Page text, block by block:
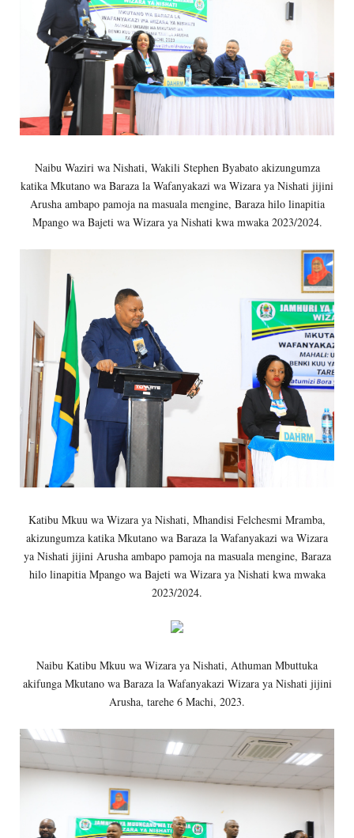
Naibu Waziri wa Nishati, Wakili Stephen Byabato akizungumza
katika Mkutano wa Baraza la Wafanyakazi wa Wizara ya Nishati jijini
Arusha ambapo pamoja na masuala mengine, Baraza hilo linapitia
Mpango wa Bajeti wa Wizara ya Nishati kwa mwaka 2023/2024.
Katibu Mkuu wa Wizara ya Nishati, Mhandisi Felchesmi Mramba,
akizungumza katika Mkutano wa Baraza la Wafanyakazi wa Wizara
ya Nishati jijini Arusha ambapo pamoja na masuala mengine, Baraza
hilo linapitia Mpango wa Bajeti wa Wizara ya Nishati kwa mwaka
2023/2024.
Naibu Katibu Mkuu wa Wizara ya Nishati, Athuman Mbuttuka
akifunga Mkutano wa Baraza la Wafanyakazi Wizara ya Nishati jijini
Arusha, tarehe 6 Machi, 2023.